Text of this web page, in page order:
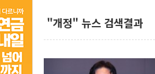
"개정" 뉴스 검색결과